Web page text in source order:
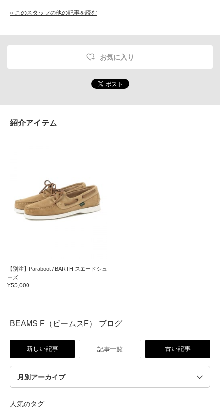
» このスタッフの他の記事を読む
お気に入り
紹介アイテム
【別注】Paraboot / BARTH スエードシュ
ーズ
¥55,000
BEAMS F（ビームスF） ブログ
新しい記事 記事一覧 古い記事
人気のタグ